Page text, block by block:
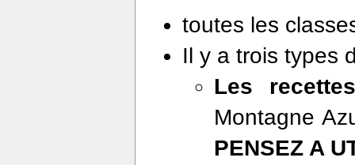
toutes les
Il y a trois types
Les
Montagne
PENSEZ A